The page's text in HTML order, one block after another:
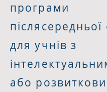
програми
післясередньої
для учнів з
або